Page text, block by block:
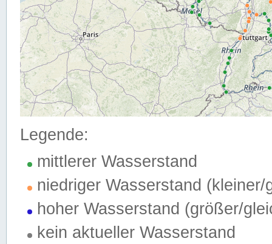
Legende:
mittlerer Wasserstand
niedriger Wasserstand (kleiner/
hoher Wasserstand (größer/
kein aktueller Wasserstand